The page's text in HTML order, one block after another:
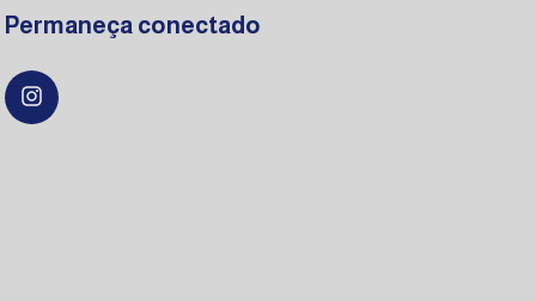
Permaneça conectado